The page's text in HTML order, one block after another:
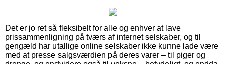
Det er jo ret så fleksibelt for alle og enhver at lave
prissammenligning på tværs af internet selskaber, og til
gengæld har utallige online selskaber ikke kunne lade være
med at presse salgsværdien på deres varer – til piger og